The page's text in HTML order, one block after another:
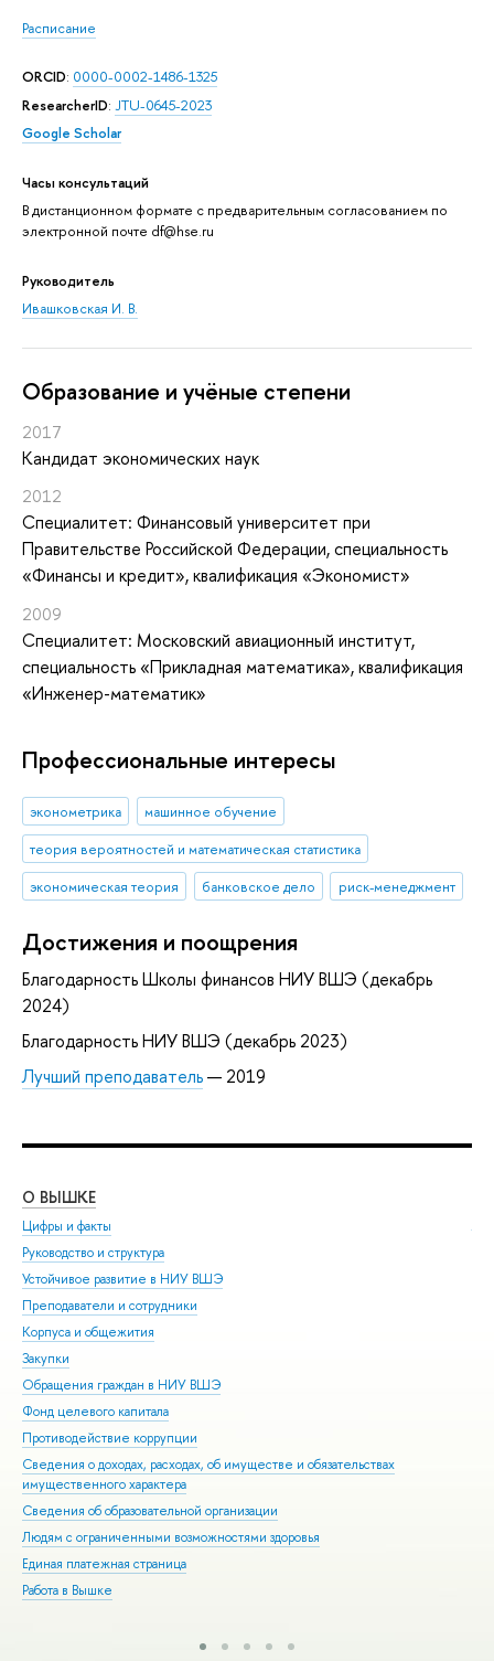
Расписание
ORCID: 0000-0002-1486-1325
ResearcherID: JTU-0645-2023
Google Scholar
Часы консультаций
В дистанционном формате с предварительным согласованием по
электронной почте df@hse.ru
Руководитель
Ивашковская И. В.
Oбразование и учёные степени
2017
Кандидат экономических наук
2012
Специалитет: Финансовый университет при
Правительстве Российской Федерации, специальность
«Финансы и кредит», квалификация «Экономист»
2009
Специалитет: Московский авиационный институт,
специальность «Прикладная математика», квалификация
«Инженер-математик»
Профессиональные интересы
эконометрика
машинное обучение
теория вероятностей и математическая статистика
экономическая теория
банковское дело риск-менеджмент
Достижения и поощрения
Благодарность Школы финансов НИУ ВШЭ (декабрь
2024)
Благодарность НИУ ВШЭ (декабрь 2023)
Лучший преподаватель— 2019
О ВЫШКЕ
Цифры и факты
Руководство и структура
Устойчивое развитие в НИУ ВШЭ
Преподаватели и сотрудники
Корпуса и общежития
Закупки
Обращения граждан в НИУ ВШЭ
Фонд целевого капитала
Противодействие коррупции
Сведения о доходах, расходах, об имуществе и обязательствах
имущественного характера
Сведения об образовательной организации
Людям с ограниченными возможностями здоровья
Единая платежная страница
Работа в Вышке